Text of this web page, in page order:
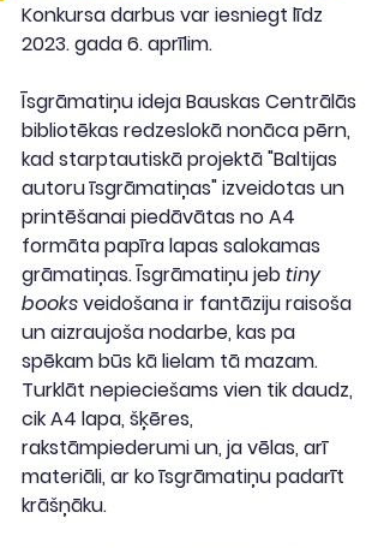
Konkursa darbus var iesniegt līdz
2023. gada 6. aprīlim.
Īsgrāmatiņu ideja Bauskas Centrālās
bibliotēkas redzeslokā nonāca pērn,
kad starptautiskā projektā "Baltijas
autoru īsgrāmatiņas" izveidotas un
printēšanai piedāvātas no A4
formāta papīra lapas salokamas
grāmatiņas. Īsgrāmatiņu jeb tiny
books veidošana ir fantāziju raisoša
un aizraujoša nodarbe, kas pa
spēkam būs kā lielam tā mazam.
Turklāt nepieciešams vien tik daudz,
cik A4 lapa, šķēres,
rakstāmpiederumi un, ja vēlas, arī
materiāli, ar ko īsgrāmatiņu padarīt
krāšņāku.